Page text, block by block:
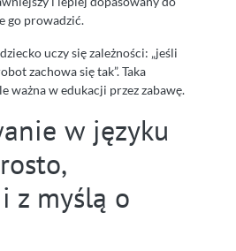
go prowadzić.
uczy się zależności: „jeśli
zachowa się tak”. Taka
ważna w edukacji przez zabawę.
w języku
z myślą o